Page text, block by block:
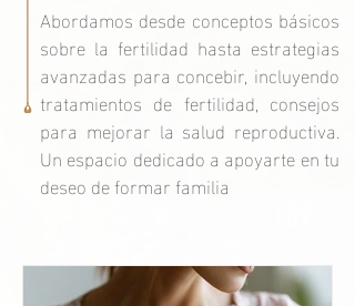
Abordamos desde conceptos básicos
sobre la fertilidad hasta estrategias
avanzadas para concebir, incluyendo
tratamientos de fertilidad, consejos
para mejorar la salud reproductiva.
Un espacio dedicado a apoyarte en tu
deseo de formar familia